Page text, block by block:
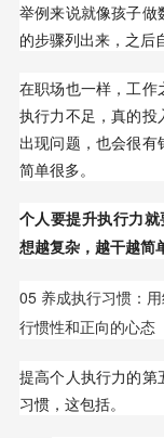
举例来说就像孩子
的步骤列出来，之后
在职场也一样，工作
执行力不足，真的
出现问题，也会很
简单很多。
个人要提升执行力
想越复杂，越干越简
05 养成执行习惯：
行惯性和正向的心态
提高个人执行力的
习惯，这包括。